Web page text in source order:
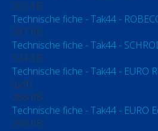
262 KB
Technische fiche - Tak44 -
347 KB
Technische fiche - Tak44 -
324 KB
Technische fiche - Tak44 - EURO
(pdf)
286 KB
Technische fiche - Tak44 - EURO
298 KB